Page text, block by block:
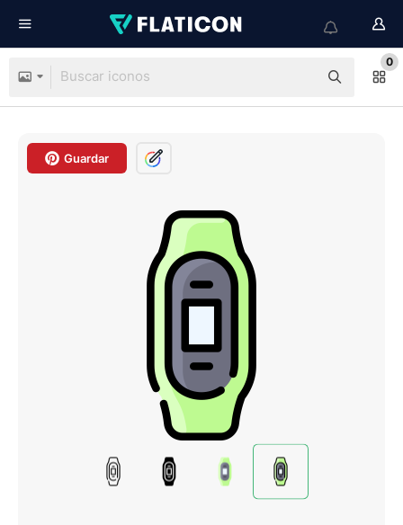
0
Guardar